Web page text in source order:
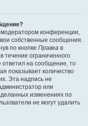
конференции,
собственные сообщения.
по кнопке Правка в
течение ограниченного
ответил на сообщение, то
показывает количество
Эта надпись не
или
изменениях по
не могут удалить